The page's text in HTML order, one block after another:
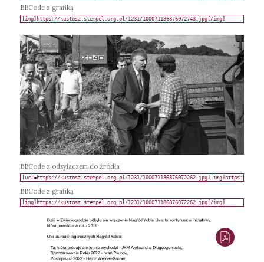
BBCode z grafiką
BBCode z odsyłaczem do źródła
BBCode z grafiką